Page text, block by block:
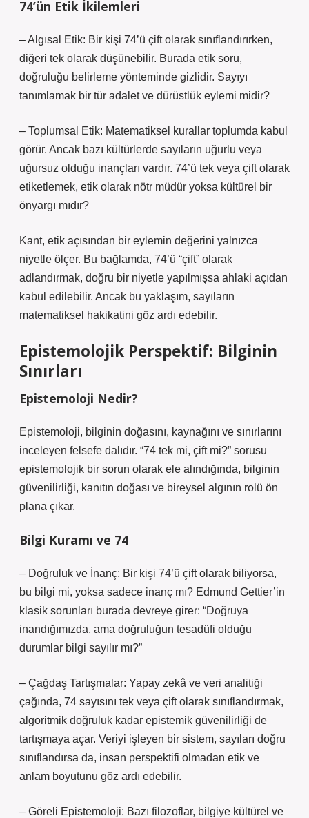
74’ün Etik İkilemleri
– Algısal Etik: Bir kişi 74’ü çift olarak sınıflandırırken,
diğeri tek olarak düşünebilir. Burada etik soru,
doğruluğu belirleme yönteminde gizlidir. Sayıyı
tanımlamak bir tür adalet ve dürüstlük eylemi midir?
– Toplumsal Etik: Matematiksel kurallar toplumda kabul
görür. Ancak bazı kültürlerde sayıların uğurlu veya
uğursuz olduğu inançları vardır. 74’ü tek veya çift olarak
etiketlemek, etik olarak nötr müdür yoksa kültürel bir
önyargı mıdır?
Kant, etik açısından bir eylemin değerini yalnızca
niyetle ölçer. Bu bağlamda, 74’ü “çift” olarak
adlandırmak, doğru bir niyetle yapılmışsa ahlaki açıdan
kabul edilebilir. Ancak bu yaklaşım, sayıların
matematiksel hakikatini göz ardı edebilir.
Epistemolojik Perspektif: Bilginin
Sınırları
Epistemoloji Nedir?
Epistemoloji, bilginin doğasını, kaynağını ve sınırlarını
inceleyen felsefe dalıdır. “74 tek mi, çift mi?” sorusu
epistemolojik bir sorun olarak ele alındığında, bilginin
güvenilirliği, kanıtın doğası ve bireysel algının rolü ön
plana çıkar.
Bilgi Kuramı ve 74
– Doğruluk ve İnanç: Bir kişi 74’ü çift olarak biliyorsa,
bu bilgi mi, yoksa sadece inanç mı? Edmund Gettier’in
klasik sorunları burada devreye girer: “Doğruya
inandığımızda, ama doğruluğun tesadüfi olduğu
durumlar bilgi sayılır mı?”
– Çağdaş Tartışmalar: Yapay zekâ ve veri analitiği
çağında, 74 sayısını tek veya çift olarak sınıflandırmak,
algoritmik doğruluk kadar epistemik güvenilirliği de
tartışmaya açar. Veriyi işleyen bir sistem, sayıları doğru
sınıflandırsa da, insan perspektifi olmadan etik ve
anlam boyutunu göz ardı edebilir.
– Göreli Epistemoloji: Bazı filozoflar, bilgiye kültürel ve